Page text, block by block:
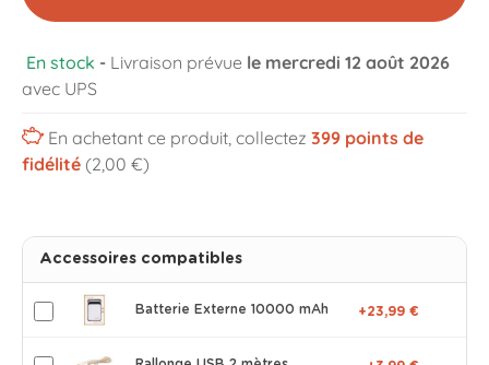
En stock - Livraison prévue le mercredi 12 août 2026
avec UPS
En achetant ce produit, collectez 399points de
fidélité (2,00 €)
Accessoires compatibles
Batterie Externe 10000 mAh +23,99 €